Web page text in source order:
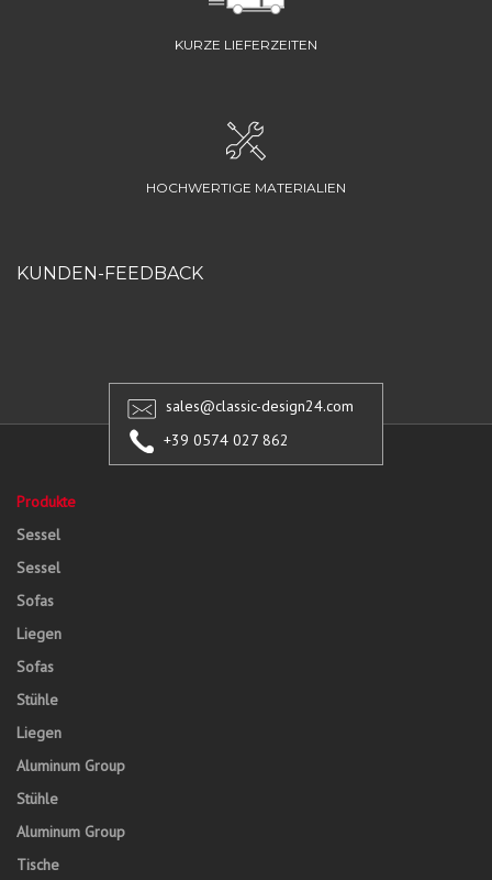
KURZE LIEFERZEITEN
HOCHWERTIGE MATERIALIEN
KUNDEN-FEEDBACK
sales@classic-design24.com
+39 0574 027 862
Produkte
Sessel
Sessel
Sofas
Liegen
Sofas
Stühle
Liegen
Aluminum Group
Stühle
Aluminum Group
Tische